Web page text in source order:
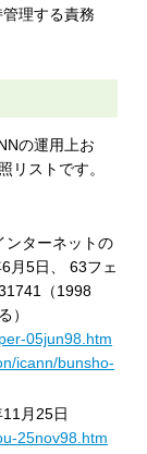
理する責務
の運用上お
リストです。
ンターネットの
月5日、 63フェ
（1998
）
05jun98.htm
icann/bunsho-
月25日
25nov98.htm